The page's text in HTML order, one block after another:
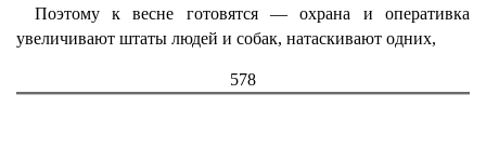
Поэтому к весне готовятся — охрана и оперативка
увеличивают штаты людей и собак, натаскивают одних,
578